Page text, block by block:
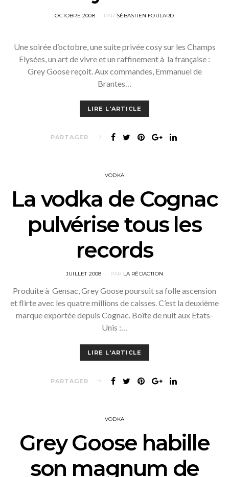
POSTED
OCTOBRE 2008 PAR SÉBASTIEN FOULARD
Une soirée d’octobre, une suite privée cosy sur les Champs
Elysées, un art de vivre et un raffinement à la française :
Grey Goose reçoit. Aux commandes, Emmanuel de
Brantes…
LIRE L'ARTICLE
PARTAGER
VODKA
La vodka de Cognac
pulvérise tous les
records
POSTED
JUILLET 2008 PAR LA RÉDACTION
Produite à Gensac, Grey Goose poursuit sa folle ascension
et flirte avec les quatre millions de caisses. C’est la deuxième
marque exportée depuis Cognac. Boîte de nuit aux Etats-
Unis :…
LIRE L'ARTICLE
PARTAGER
VODKA
Grey Goose habille
son magnum de